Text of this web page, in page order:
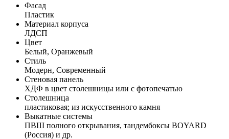
Фасад
Пластик
Материал корпуса
ЛДСП
Цвет
Белый, Оранжевый
Стиль
Модерн, Современный
Стеновая панель
ХДФ в цвет столешницы или с фотопечатью
Столешница
пластиковая; из искусственного камня
Выкатные системы
ПВШ полного открывания, тандембоксы BOYARD
(Россия) и др.